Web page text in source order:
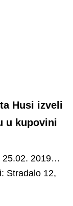
Husi izveli
u kupovini
25.02. 2019…
Stradalo 12,